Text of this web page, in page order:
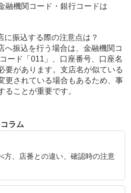
融機関コード・銀行コードは
に振込する際の注意点は？
へ振込を行う場合は、金融機関コ
ード「011」、口座番号、口座名
要があります。支店名が似ている
更されている場合もあるため、事
ることが重要です。
ラム
方、店番との違い、確認時の注意